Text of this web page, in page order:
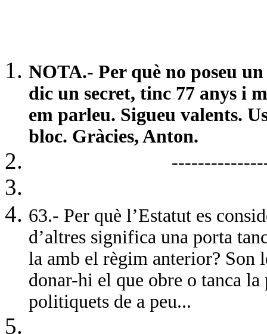
NOTA.- Per què no poseu
dic un secret, tinc 77 anys i
em parleu. Sigueu valents.
bloc. Gràcies, Anton.
63.- Per què l’Estatut es
d’altres significa una porta
la amb el règim anterior? Son
donar-hi el que obre o tanca la
politiquets de a peu...